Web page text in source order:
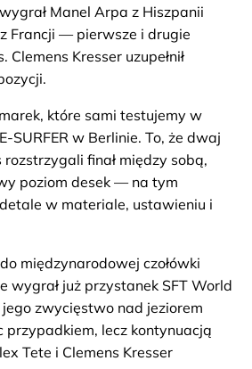
Manel Arpa z Hiszpanii
Francji — pierwsze i drugie
Clemens Kresser uzupełnił
które sami testujemy w
SURFER w Berlinie. To, że dwaj
finał między sobą,
poziom desek — na tym
w materiale, ustawieniu i
międzynarodowej czołówki
wygrał już przystanek SFT World
zwycięstwo nad jeziorem
przypadkiem, lecz kontynuacją
Tete i Clemens Kresser